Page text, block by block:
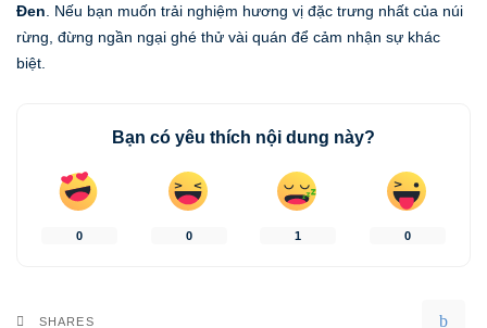
Đen . Nếu bạn muốn trải nghiệm hương vị đặc trưng nhất của núi
rừng, đừng ngần ngại ghé thử vài quán để cảm nhận sự khác
biệt.
Bạn có yêu thích nội dung này?
0 0 1 0
SHARES